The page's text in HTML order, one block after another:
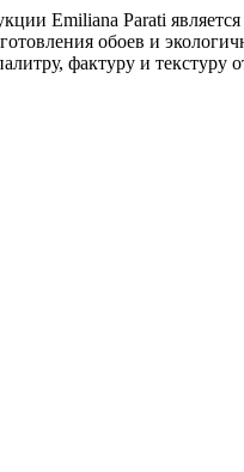
Emiliana Parati
обоев и
фактуру и текстуру